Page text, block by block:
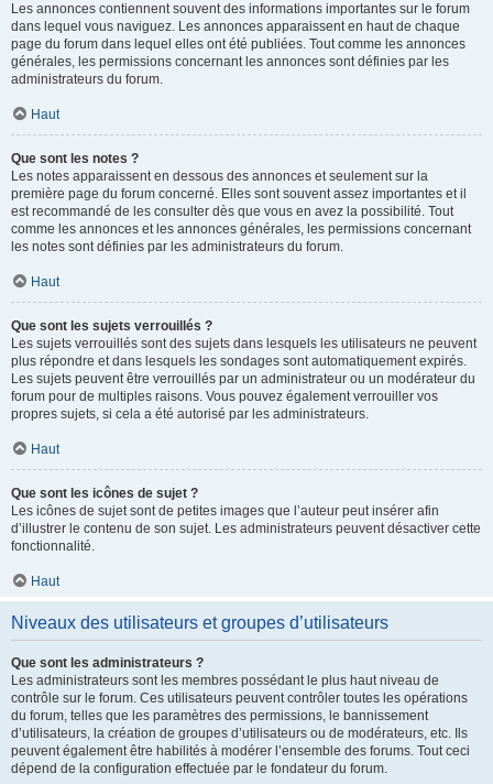
Les annonces contiennent souvent des informations importantes sur le forum
dans lequel vous naviguez. Les annonces apparaissent en haut de chaque
page du forum dans lequel elles ont été publiées. Tout comme les annonces
générales, les permissions concernant les annonces sont définies par les
administrateurs du forum.
Haut
Que sont les notes ?
Les notes apparaissent en dessous des annonces et seulement sur la
première page du forum concerné. Elles sont souvent assez importantes et il
est recommandé de les consulter dès que vous en avez la possibilité. Tout
comme les annonces et les annonces générales, les permissions concernant
les notes sont définies par les administrateurs du forum.
Haut
Que sont les sujets verrouillés ?
Les sujets verrouillés sont des sujets dans lesquels les utilisateurs ne peuvent
plus répondre et dans lesquels les sondages sont automatiquement expirés.
Les sujets peuvent être verrouillés par un administrateur ou un modérateur du
forum pour de multiples raisons. Vous pouvez également verrouiller vos
propres sujets, si cela a été autorisé par les administrateurs.
Haut
Que sont les icônes de sujet ?
Les icônes de sujet sont de petites images que l’auteur peut insérer afin
d’illustrer le contenu de son sujet. Les administrateurs peuvent désactiver cette
fonctionnalité.
Haut
Niveaux des utilisateurs et groupes d’utilisateurs
Que sont les administrateurs ?
Les administrateurs sont les membres possédant le plus haut niveau de
contrôle sur le forum. Ces utilisateurs peuvent contrôler toutes les opérations
du forum, telles que les paramètres des permissions, le bannissement
d’utilisateurs, la création de groupes d’utilisateurs ou de modérateurs, etc. Ils
peuvent également être habilités à modérer l’ensemble des forums. Tout ceci
dépend de la configuration effectuée par le fondateur du forum.